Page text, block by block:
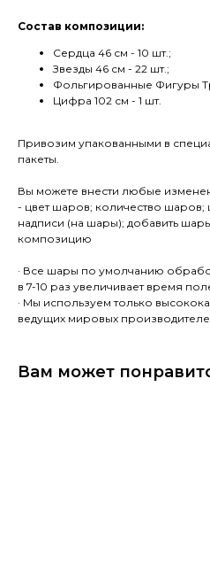
Состав композиции:
Сердца 46 см - 10 шт.;
Звезды 46 см - 22 шт.;
Фольгированные Фигуры
Цифра 102 см - 1 шт.
Привозим упакованными в
пакеты.
Вы можете внести любые
- цвет шаров; количество шаров;
надписи (на шары); добавить
композицию
· Все шары по умолчанию
в 7-10 раз увеличивает время
· Мы используем только
ведущих мировых
Вам может